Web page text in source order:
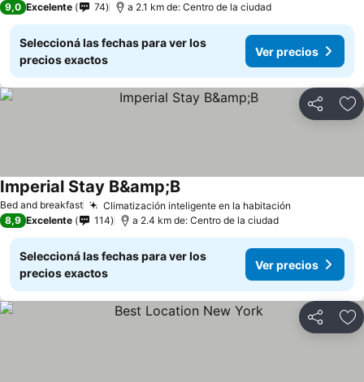
9,0 Excelente 74 a 2.1 km de: Centro de la ciudad
Seleccioná las fechas para ver los
precios exactos
Ver precios
Compartir
Bed and breakfast Climatización inteligente en la habitación
Imperial Stay B&amp;B
8,9 Excelente 114 a 2.4 km de: Centro de la ciudad
Seleccioná las fechas para ver los
precios exactos
Ver precios
Compartir